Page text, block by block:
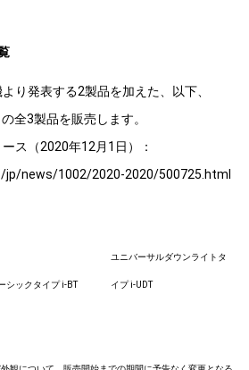
り発表する2製品を加えた、以下、
全3製品を販売します。
ス（2020年12月1日）：
jp/news/1002/2020-2020/500725.html
シックタイプ i-BT
ユニバーサルダウンライトタ
イプ i-UDT